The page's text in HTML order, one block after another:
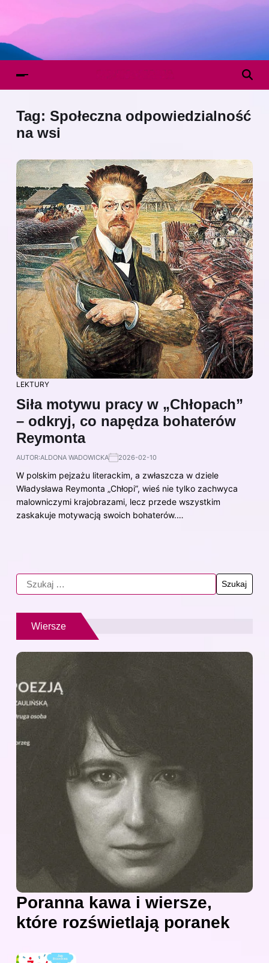
Tag: Społeczna odpowiedzialność
na wsi
LEKTURY
Siła motywu pracy w „Chłopach”
– odkryj, co napędza bohaterów
Reymonta
AUTOR:ALDONA WADOWICKA 2026-02-10
W polskim pejzażu literackim, a zwłaszcza w dziele
Władysława Reymonta „Chłopi”, wieś nie tylko zachwyca
malowniczymi krajobrazami, lecz przede wszystkim
zaskakuje motywacją swoich bohaterów.…
Wiersze
Poranna kawa i wiersze,
które rozświetlają poranek